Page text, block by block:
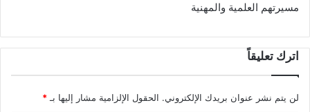
مسيرتهم العلمية والمهنية
اترك تعليقاً
لن يتم نشر عنوان بريدك الإلكتروني. الحقول الإلزامية مشار إليها بـ*